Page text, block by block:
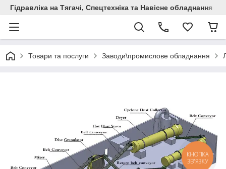
Гідравліка на Тягачі, Спецтехніка та Навісне обладнання
Товари та послуги Заводи\промислове обладнання
КНОПКА
ЗВ'ЯЗКУ